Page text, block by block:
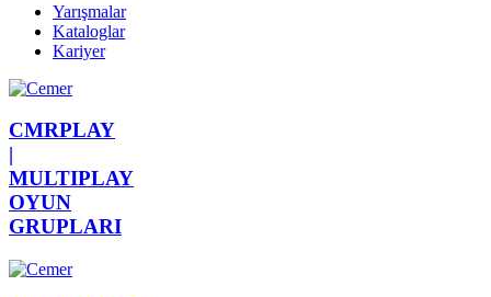
Yarışmalar
Kataloglar
Kariyer
CMRPLAY
|
MULTIPLAY
OYUN
GRUPLARI